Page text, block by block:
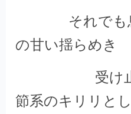
それで
の甘い揺らめき
受け
節系のキリリと